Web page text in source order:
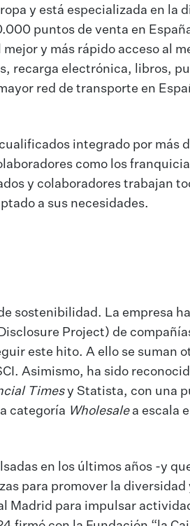
y está especializada en la
puntos de venta en
y más rápido acceso al
recarga electrónica, libros,
red de transporte en
integrado por más
como los
y colaboradores trabajan
a sus necesidades.
sostenibilidad. La empresa
Project) de
este hito. A ello se suman
Asimismo, ha sido
Timesy Statista, con una
categoría Wholesalea escala
en los últimos años -y
para promover la diversidad
Madrid para impulsar